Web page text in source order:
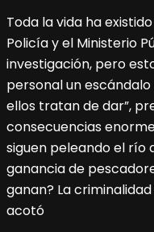
Toda la vida ha
Policía y el Ministerio
investigación, pero
personal un
ellos tratan de dar”,
consecuencias
siguen peleando el río
ganancia de
ganan? La
acotó